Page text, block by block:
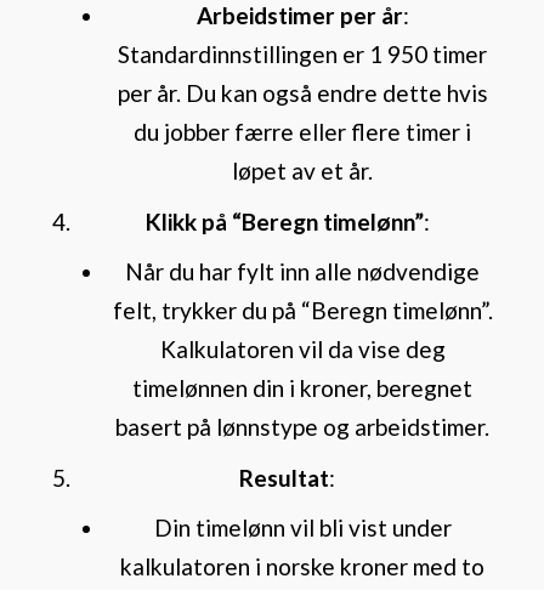
Arbeidstimer per år:
Standardinnstillingen er 1 950 timer
per år. Du kan også endre dette hvis
du jobber færre eller flere timer i
løpet av et år.
Klikk på “Beregn timelønn”:
Når du har fylt inn alle nødvendige
felt, trykker du på “Beregn timelønn”.
Kalkulatoren vil da vise deg
timelønnen din i kroner, beregnet
basert på lønnstype og arbeidstimer.
Resultat:
Din timelønn vil bli vist under
kalkulatoren i norske kroner med to